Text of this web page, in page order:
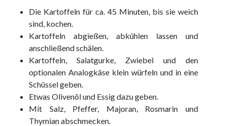
Die Kartoffeln für ca. 45 Minuten, bis sie weich
sind, kochen.
Kartoffeln abgießen, abkühlen lassen und
anschließend schälen.
Kartoffeln, Salatgurke, Zwiebel und den
optionalen Analogkäse klein würfeln und in eine
Schüssel geben.
Etwas Olivenöl und Essig dazu geben.
Mit Salz, Pfeffer, Majoran, Rosmarin und
Thymian abschmecken.